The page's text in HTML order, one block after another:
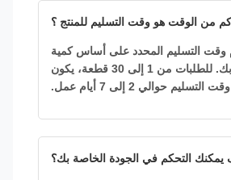
هو وقت التسليم للمنتج ؟
المحدد على أساس كمية
الطلب الخاص بك. للطلبات من 1 إلى 30 قطعة، يكون
حوالي 2 إلى 7 أيام عمل.
التحكم في الجودة الخاصة بك؟